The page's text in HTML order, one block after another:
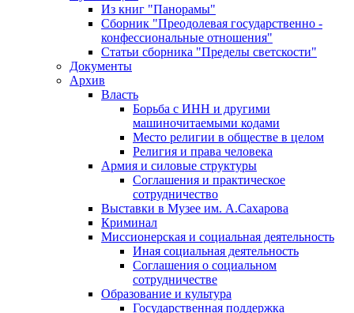
Из книг "Панорамы"
Сборник "Преодолевая государственно -
конфессиональные отношения"
Статьи сборника "Пределы светскости"
Документы
Архив
Власть
Борьба с ИНН и другими
машиночитаемыми кодами
Место религии в обществе в целом
Религия и права человека
Армия и силовые структуры
Соглашения и практическое
сотрудничество
Выставки в Музее им. А.Сахарова
Криминал
Миссионерская и социальная деятельность
Иная социальная деятельность
Соглашения о социальном
сотрудничестве
Образование и культура
Государственная поддержка